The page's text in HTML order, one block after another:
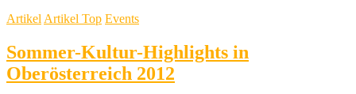
Artikel Artikel Top Events
Sommer-Kultur-Highlights in
Oberösterreich 2012